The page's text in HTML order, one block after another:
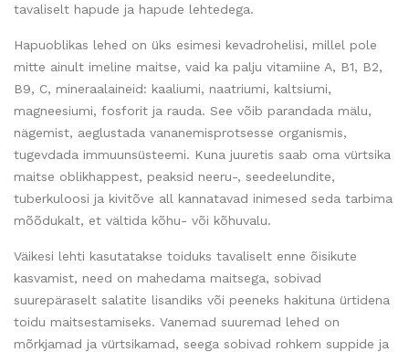
tavaliselt hapude ja hapude lehtedega.
Hapuoblikas lehed on üks esimesi kevadrohelisi, millel pole
mitte ainult imeline maitse, vaid ka palju vitamiine A, B1, B2,
B9, C, mineraalaineid: kaaliumi, naatriumi, kaltsiumi,
magneesiumi, fosforit ja rauda. See võib parandada mälu,
nägemist, aeglustada vananemisprotsesse organismis,
tugevdada immuunsüsteemi. Kuna juuretis saab oma vürtsika
maitse oblikhappest, peaksid neeru-, seedeelundite,
tuberkuloosi ja kivitõve all kannatavad inimesed seda tarbima
mõõdukalt, et vältida kõhu- või kõhuvalu.
Väikesi lehti kasutatakse toiduks tavaliselt enne õisikute
kasvamist, need on mahedama maitsega, sobivad
suurepäraselt salatite lisandiks või peeneks hakituna ürtidena
toidu maitsestamiseks. Vanemad suuremad lehed on
mõrkjamad ja vürtsikamad, seega sobivad rohkem suppide ja